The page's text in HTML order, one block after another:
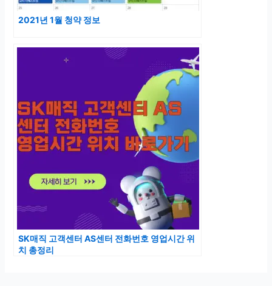
2021년 1월 청약 정보
SK매직 고객센터 AS센터 전화번호 영업시간 위
치 총정리